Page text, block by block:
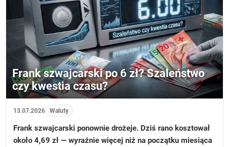
Frank szwajcarski po 6 zł? Szaleństwo
czy kwestia czasu?
13.07.2026 Waluty
Frank szwajcarski ponownie drożeje. Dziś rano kosztował
około 4,69 zł — wyraźnie więcej niż na początku miesiąca